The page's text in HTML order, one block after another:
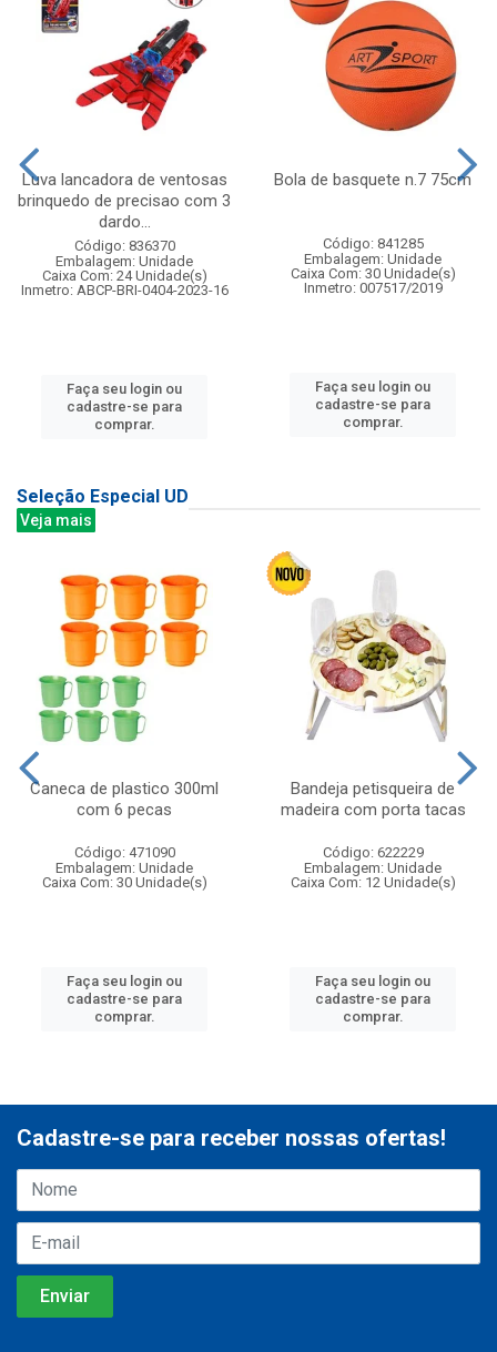
Luva lancadora de ventosas
brinquedo de precisao com 3
dardo...
Código: 836370
Embalagem: Unidade
Caixa Com: 24 Unidade(s)
Inmetro: ABCP-BRI-0404-2023-16
Faça seu login ou
cadastre-se para
comprar.
Bola de basquete n.7 75cm
Código: 841285
Embalagem: Unidade
Caixa Com: 30 Unidade(s)
Inmetro: 007517/2019
Faça seu login ou
cadastre-se para
comprar.
Seleção Especial UD
Veja mais
Caneca de plastico 300ml
com 6 pecas
Código: 471090
Embalagem: Unidade
Caixa Com: 30 Unidade(s)
Faça seu login ou
cadastre-se para
comprar.
Bandeja petisqueira de
madeira com porta tacas
Código: 622229
Embalagem: Unidade
Caixa Com: 12 Unidade(s)
Faça seu login ou
cadastre-se para
comprar.
Cadastre-se para receber nossas ofertas!